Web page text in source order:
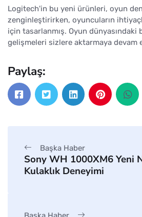
Logitech'in bu yeni ürünleri, oyun
zenginleştirirken, oyuncuların
için tasarlanmış. Oyun
gelişmeleri sizlere aktarmaya devam
Paylaş:
Başka Haber
Sony WH 1000XM6 Yeni
Kulaklık Deneyimi